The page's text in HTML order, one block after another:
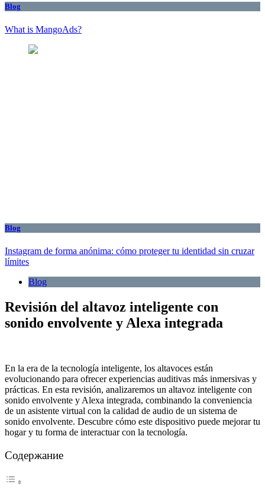
Blog
What is MangoAds?
Blog
Instagram de forma anónima: cómo proteger tu identidad sin cruzar
límites
Blog
Revisión del altavoz inteligente con
sonido envolvente y Alexa integrada
En la era de la tecnología inteligente, los altavoces están
evolucionando para ofrecer experiencias auditivas más inmersivas y
prácticas. En esta revisión, analizaremos un altavoz inteligente con
sonido envolvente y Alexa integrada, combinando la conveniencia
de un asistente virtual con la calidad de audio de un sistema de
sonido envolvente. Descubre cómo este dispositivo puede mejorar tu
hogar y tu forma de interactuar con la tecnología.
Содержание